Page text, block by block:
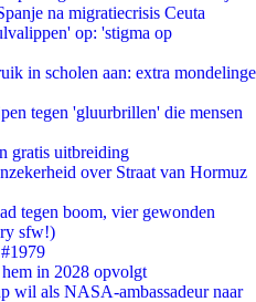
na migratiecrisis Ceuta
op: 'stigma op
in scholen aan: extra mondelinge
tegen 'gluurbrillen' die mensen
gratis uitbreiding
over Straat van Hormuz
tegen boom, vier gewonden
sfw!)
in 2028 opvolgt
wil als NASA-ambassadeur naar